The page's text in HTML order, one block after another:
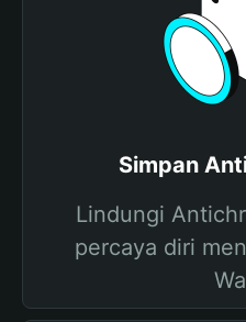
Simpan
Lindungi
percaya diri